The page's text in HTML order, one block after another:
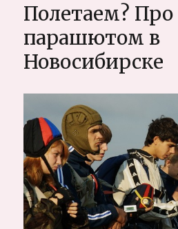
Полетаем?
парашютом в
Новосибирске